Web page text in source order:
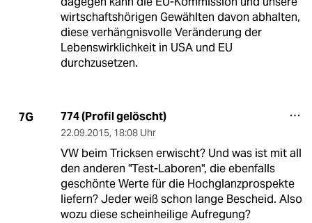
wirtschaftshörigen Gewählten davon abhalten,
diese verhängnisvolle Veränderung der
Lebenswirklichkeit in USA und EU
durchzusetzen.
7G 774 (Profil gelöscht)
22.09.2015, 18:08 Uhr
VW beim Tricksen erwischt? Und was ist mit all
den anderen "Test-Laboren", die ebenfalls
geschönte Werte für die Hochglanzprospekte
liefern? Jeder weiß schon lange Bescheid. Also
wozu diese scheinheilige Aufregung?